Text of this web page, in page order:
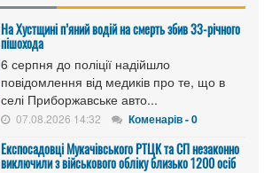
На Хустщині п’яний водій на смерть збив 33-річного
пішохода
6 серпня до поліції надійшло
повідомлення від медиків про те, що в
селі Приборжавське авто...
07.08.2026 14:32 Коменарів - 0
Експосадовці Мукачівського РТЦК та СП незаконно
виключили з військового обліку близько 1200 осіб